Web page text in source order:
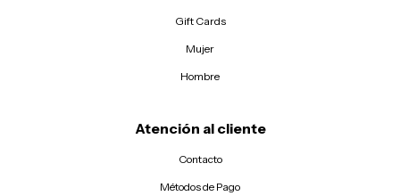
Gift Cards
Mujer
Hombre
Atención al cliente
Contacto
Métodos de Pago